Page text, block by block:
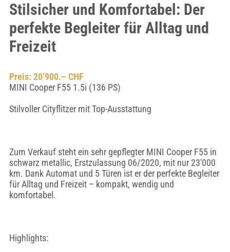
Stilsicher und Komfortabel: Der
perfekte Begleiter für Alltag und
Freizeit
Preis: 20’900.– CHF
MINI Cooper F55 1.5i (136 PS)
Stilvoller Cityflitzer mit Top-Ausstattung
Zum Verkauf steht ein sehr gepflegter MINI Cooper F55 in
schwarz metallic, Erstzulassung 06/2020, mit nur 23'000
km. Dank Automat und 5 Türen ist er der perfekte Begleiter
für Alltag und Freizeit – kompakt, wendig und
komfortabel.
Highlights: